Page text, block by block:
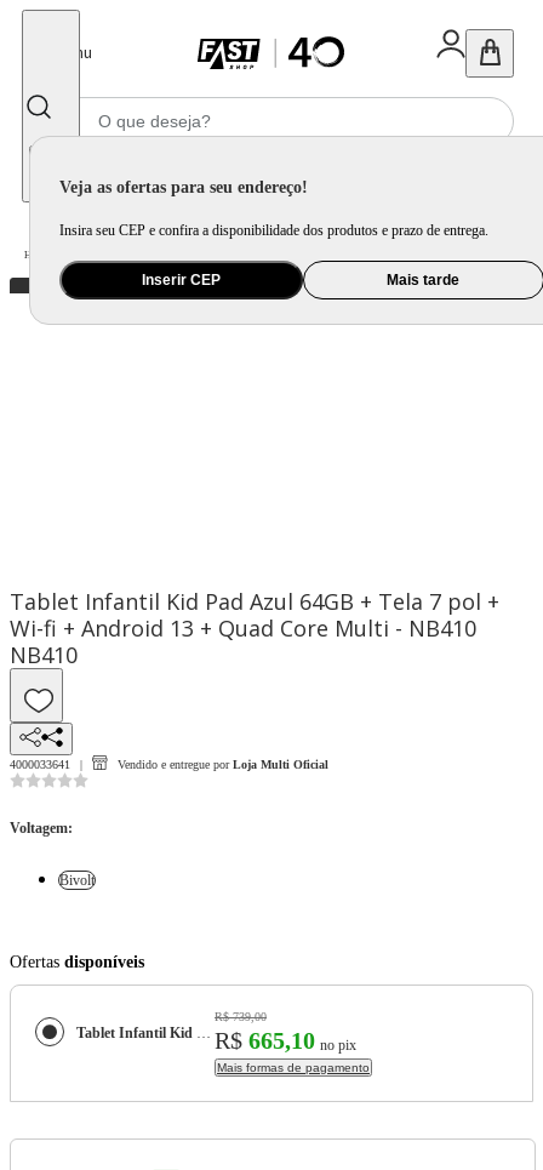
Menu
Veja as ofertas para seu endereço!
Insira seu CEP e confira a disponibilidade dos produtos e prazo de entrega.
Inserir CEP Mais tarde
Home
Tablet Infantil Kid Pad Azul 64GB + Tela 7 pol +
Wi-fi + Android 13 + Quad Core Multi - NB410
NB410
4000033641 Vendido e entregue por Loja Multi Oficial
Voltagem:
Bivolt
Ofertas disponíveis
Tablet Infantil Kid Pad Azul 64GB + Tela 7 pol + Wi-fi + Android 13 + Quad Core Multi - NB410 NB410
R$ 739,00
R$ 665,10 no pix
Mais formas de pagamento